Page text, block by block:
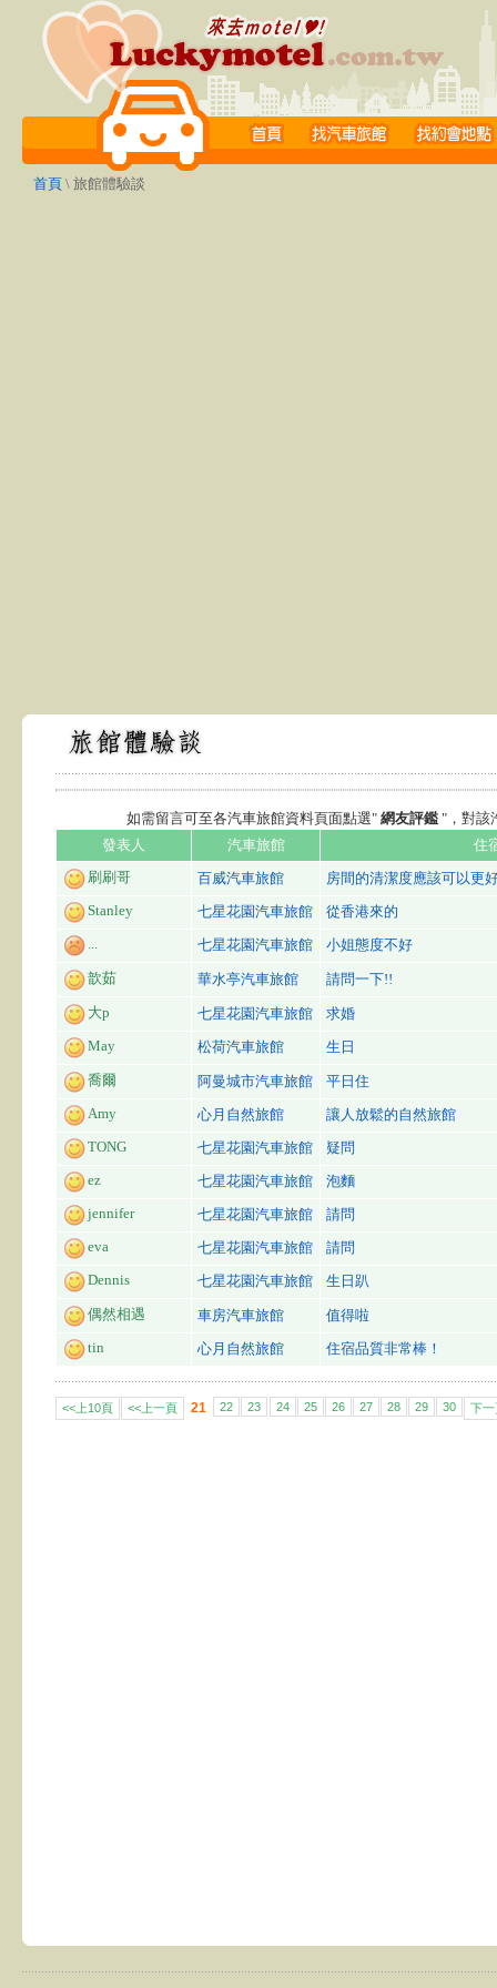
首頁 \ 旅館體驗談
如需留言可至各汽車旅館資料頁面點選" 網友評鑑 "，對該
發表人
汽車旅館
住
刷刷哥
百威汽車旅館
房間的清潔度應該可以更
Stanley
七星花園汽車旅館
從香港來的
...
七星花園汽車旅館
小姐態度不好
歆茹
華水亭汽車旅館
請問一下!!
大p
七星花園汽車旅館
求婚
May
松荷汽車旅館
生日
喬爾
阿曼城市汽車旅館
平日住
Amy
心月自然旅館
讓人放鬆的自然旅館
TONG
七星花園汽車旅館
疑問
ez
七星花園汽車旅館
泡麵
jennifer
七星花園汽車旅館
請問
eva
七星花園汽車旅館
請問
Dennis
七星花園汽車旅館
生日趴
偶然相遇
車房汽車旅館
值得啦
tin
心月自然旅館 住宿品質非常棒！
<<上10頁 <<上一頁 21 22 23 24 25 26 27 28 29 30 下一